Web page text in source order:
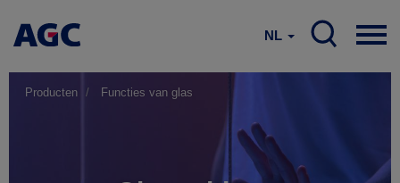
NL
Producten Functies van glas